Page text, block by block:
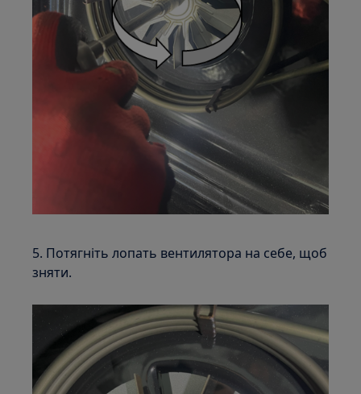
5. Потягніть лопать вентилятора на себе, щоб
зняти.